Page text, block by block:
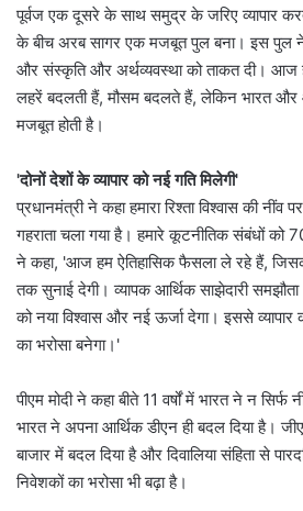
पूर्वज एक दूसरे के साथ समुद्र के जरिए व्यापार
के बीच अरब सागर एक मजबूत पुल बना। इस पुल ने
और संस्कृति और अर्थव्यवस्था को ताकत दी।
लहरें बदलती हैं, मौसम बदलते हैं, लेकिन भारत और
मजबूत होती है।
'दोनों देशों के व्यापार को नई गति मिलेगी'
प्रधानमंत्री ने कहा हमारा रिश्ता विश्वास की
गहराता चला गया है। हमारे कूटनीतिक संबंधों को
ने कहा, 'आज हम ऐतिहासिक फैसला ले रहे हैं,
तक सुनाई देगी। व्यापक आर्थिक साझेदारी समझौता
को नया विश्वास और नई ऊर्जा देगा। इससे
का भरोसा बनेगा।'
पीएम मोदी ने कहा बीते 11 वर्षों में भारत ने न सिर्फ
भारत ने अपना आर्थिक डीएन ही बदल दिया है।
बाजार में बदल दिया है और दिवालिया संहिता से
निवेशकों का भरोसा भी बढ़ा है।